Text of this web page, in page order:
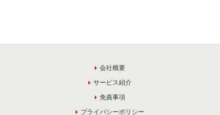
会社概要
サービス紹介
免責事項
プライバシーポリシー